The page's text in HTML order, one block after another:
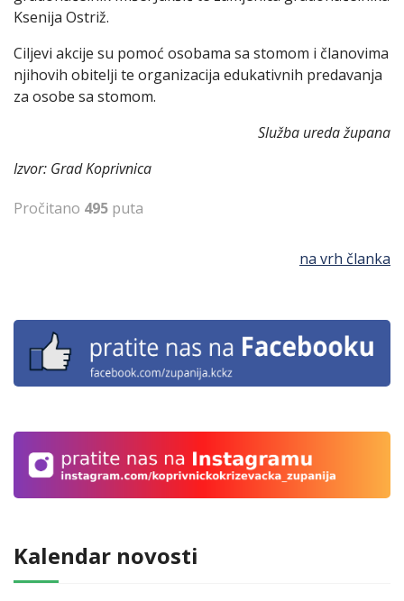
Kalendar novosti
Ksenija Ostriž.
Ciljevi akcije su pomoć osobama sa stomom i članovima
njihovih obitelji te organizacija edukativnih predavanja
za osobe sa stomom.
Služba ureda župana
Izvor: Grad Koprivnica
Pročitano 495 puta
na vrh članka